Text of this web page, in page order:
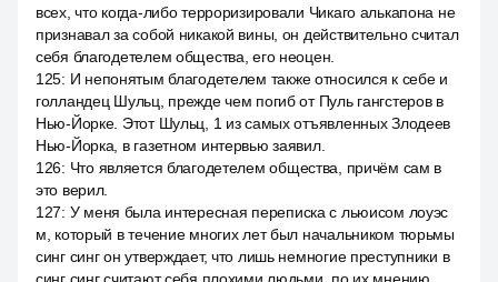
всех, что когда-либо терроризировали Чикаго алькапона не
признавал за собой никакой вины, он действительно считал
себя благодетелем общества, его неоцен.
125: И непонятым благодетелем также относился к себе и
голландец Шульц, прежде чем погиб от Пуль гангстеров в
Нью-Йорке. Этот Шульц, 1 из самых отъявленных Злодеев
Нью-Йорка, в газетном интервью заявил.
126: Что является благодетелем общества, причём сам в
это верил.
127: У меня была интересная переписка с льюисом лоуэс
м, который в течение многих лет был начальником тюрьмы
синг синг он утверждает, что лишь немногие преступники в